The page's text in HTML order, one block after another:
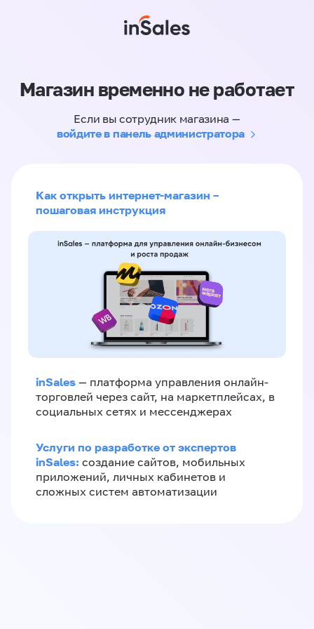
Магазин временно не работает
Если вы сотрудник магазина —
войдите в панель администратора
Как открыть интернет-магазин –
пошаговая инструкция
inSales — платформа управления онлайн-
торговлей через сайт, на маркетплейсах, в
социальных сетях и мессенджерах
Услуги по разработке от экспертов
inSales: создание сайтов, мобильных
приложений, личных кабинетов и
сложных систем автоматизации